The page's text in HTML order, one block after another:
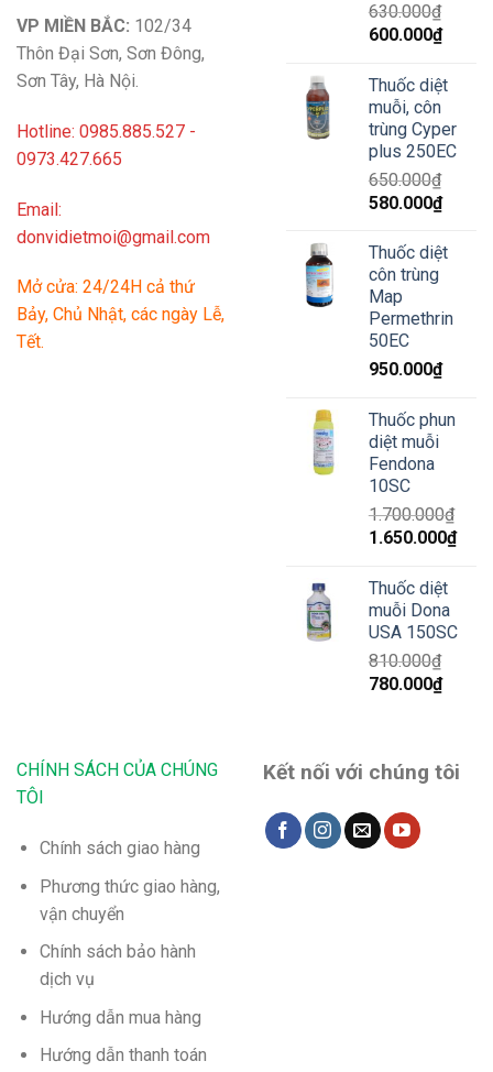
VP MIỀN BẮC: 102/34
Thôn Đại Sơn, Sơn Đông,
Sơn Tây, Hà Nội.
Hotline: 0985.885.527 -
0973.427.665
Email:
donvidietmoi@gmail.com
Mở cửa: 24/24H cả thứ
Bảy, Chủ Nhật, các ngày Lễ,
Tết.
630.000₫
Giá
là:
630.000₫.
600.000₫Giá
tại
là:
Thuốc diệt
muỗi, côn
trùng Cyper
plus 250EC
650.000₫
Giá
là:
650.000₫.
580.000₫Giá
tại
Thuốc diệt
côn trùng
Map
Permethrin
50EC
950.000₫
Thuốc phun
diệt muỗi
Fendona
10SC
1.700.000₫
Giá
là:
1.700.000₫.
1.650.000₫Giá
Thuốc diệt
muỗi Dona
USA 150SC
810.000₫
Giá
780.000₫Giá
CHÍNH SÁCH CỦA CHÚNG
TÔI
Chính sách giao hàng
Phương thức giao hàng,
vận chuyển
Chính sách bảo hành
dịch vụ
Hướng dẫn mua hàng
Hướng dẫn thanh toán
Kết nối với chúng tôi